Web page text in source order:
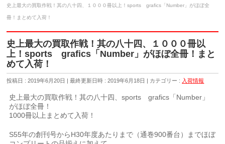
史上最大の買取作戦！其の八十四、１０００冊以上！sports grafics「Number」がほぼ全
冊！まとめて入荷！
史上最大の買取作戦！其の八十四、１０００冊以
上！sports grafics「Number」がほぼ全冊！まと
めて入荷！
投稿日 : 2019年6月20日 最終更新日時 : 2019年6月18日 カテゴリー : 入荷情報
史上最大の買取作戦！其の八十四、sports grafics「Number」
がほぼ全冊！
1000冊以上まとめて入荷！
S55年の創刊号からH30年度あたりまで（通巻900番台）までほぼ